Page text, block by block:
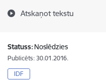
Atskaņot tekstu
Statuss: Noslēdzies
Publicēts: 30.01.2016.
IDF